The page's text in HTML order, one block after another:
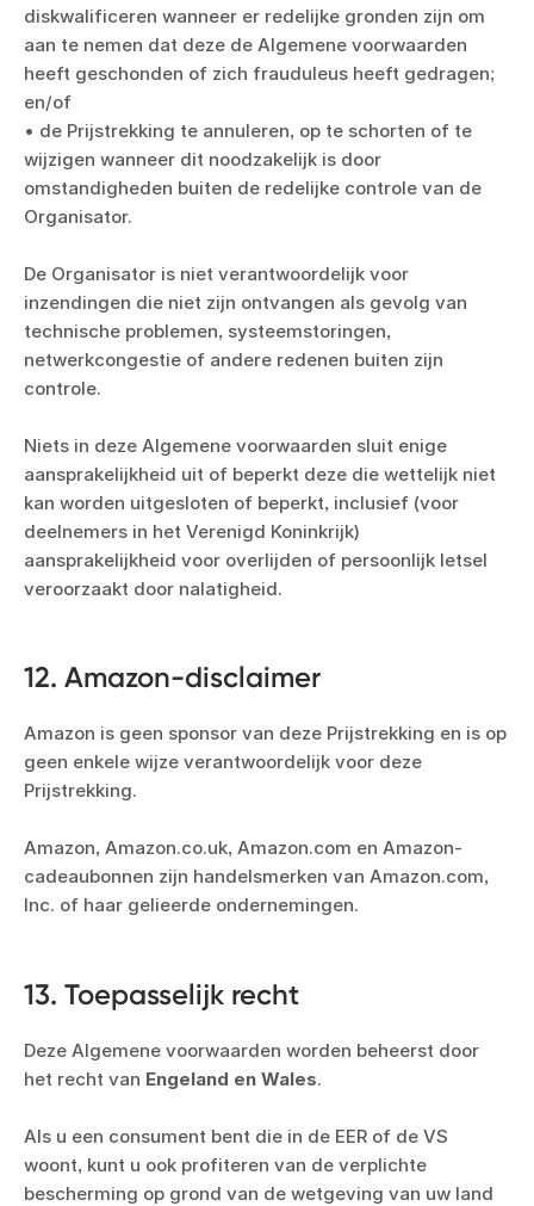
diskwalificeren wanneer er redelijke gronden zijn om
aan te nemen dat deze de Algemene voorwaarden
heeft geschonden of zich frauduleus heeft gedragen;
en/of
• de Prijstrekking te annuleren, op te schorten of te
wijzigen wanneer dit noodzakelijk is door
omstandigheden buiten de redelijke controle van de
Organisator.
De Organisator is niet verantwoordelijk voor
inzendingen die niet zijn ontvangen als gevolg van
technische problemen, systeemstoringen,
netwerkcongestie of andere redenen buiten zijn
controle.
Niets in deze Algemene voorwaarden sluit enige
aansprakelijkheid uit of beperkt deze die wettelijk niet
kan worden uitgesloten of beperkt, inclusief (voor
deelnemers in het Verenigd Koninkrijk)
aansprakelijkheid voor overlijden of persoonlijk letsel
veroorzaakt door nalatigheid.
12. Amazon-disclaimer
Amazon is geen sponsor van deze Prijstrekking en is op
geen enkele wijze verantwoordelijk voor deze
Prijstrekking.
Amazon, Amazon.co.uk, Amazon.com en Amazon-
cadeaubonnen zijn handelsmerken van Amazon.com,
Inc. of haar gelieerde ondernemingen.
13. Toepasselijk recht
Deze Algemene voorwaarden worden beheerst door
het recht van Engeland en Wales.
Als u een consument bent die in de EER of de VS
woont, kunt u ook profiteren van de verplichte
bescherming op grond van de wetgeving van uw land